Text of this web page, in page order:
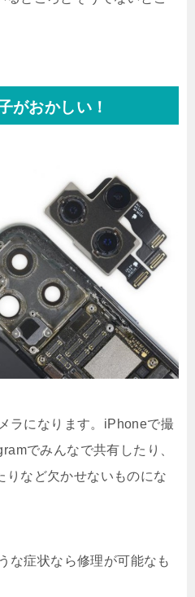
がおかしい！
ラになります。iPhoneで撮
でみんなで共有したり、
りなど欠かせないものにな
な症状なら修理が可能なも